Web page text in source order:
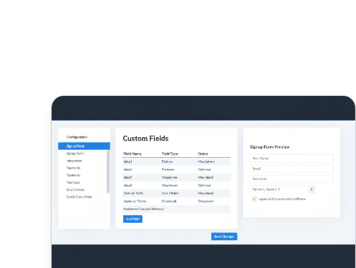
Cómo personalizar el formulario de registro en